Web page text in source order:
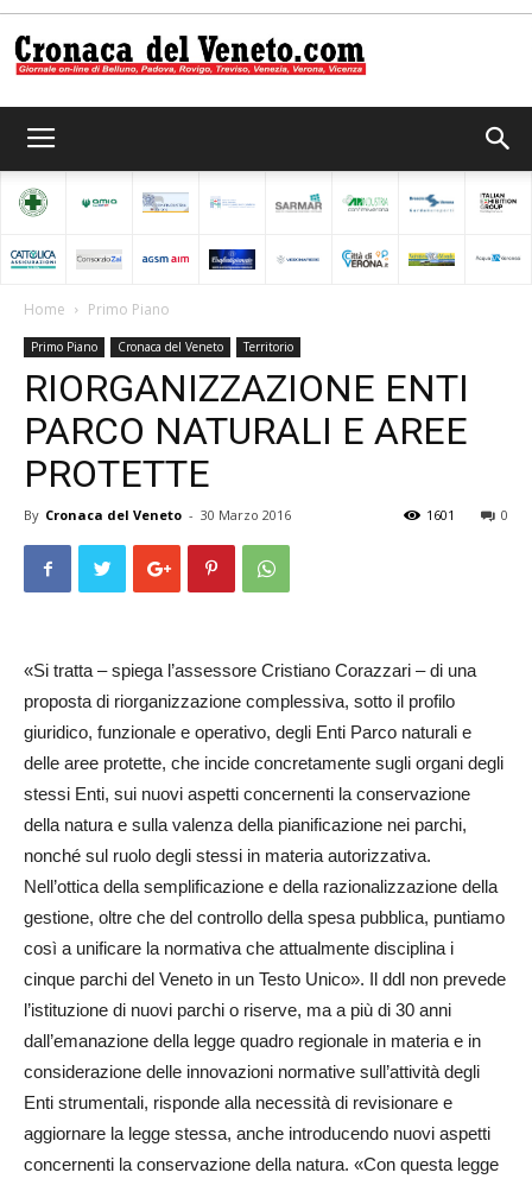
del
Veneto
Home Primo Piano
Primo Piano Cronaca del Veneto Territorio
RIORGANIZZAZIONE ENTI
PARCO NATURALI E AREE
PROTETTE
By Cronaca del Veneto - 30 Marzo 2016 0
1601
«Si tratta – spiega l’assessore Cristiano Corazzari – di una
proposta di riorganizzazione complessiva, sotto il profilo
giuridico, funzionale e operativo, degli Enti Parco naturali e
delle aree protette, che incide concretamente sugli organi degli
stessi Enti, sui nuovi aspetti concernenti la conservazione
della natura e sulla valenza della pianificazione nei parchi,
nonché sul ruolo degli stessi in materia autorizzativa.
Nell’ottica della semplificazione e della razionalizzazione della
gestione, oltre che del controllo della spesa pubblica, puntiamo
così a unificare la normativa che attualmente disciplina i
cinque parchi del Veneto in un Testo Unico». Il ddl non prevede
l’istituzione di nuovi parchi o riserve, ma a più di 30 anni
dall’emanazione della legge quadro regionale in materia e in
considerazione delle innovazioni normative sull’attività degli
Enti strumentali, risponde alla necessità di revisionare e
aggiornare la legge stessa, anche introducendo nuovi aspetti
concernenti la conservazione della natura. «Con questa legge